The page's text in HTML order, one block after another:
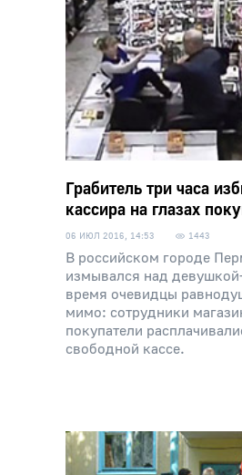
Грабитель три часа
кассира на глазах
06 ИЮЛ 2016, 14:53 1443
В российском городе
измывался над
время очевидцы
мимо: сотрудники
покупатели
свободной кассе.